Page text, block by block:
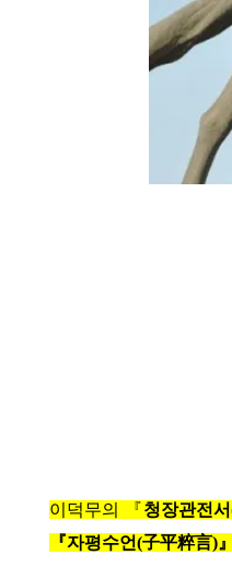
이덕무의 『청장관전
『자평수언(子平粹言)